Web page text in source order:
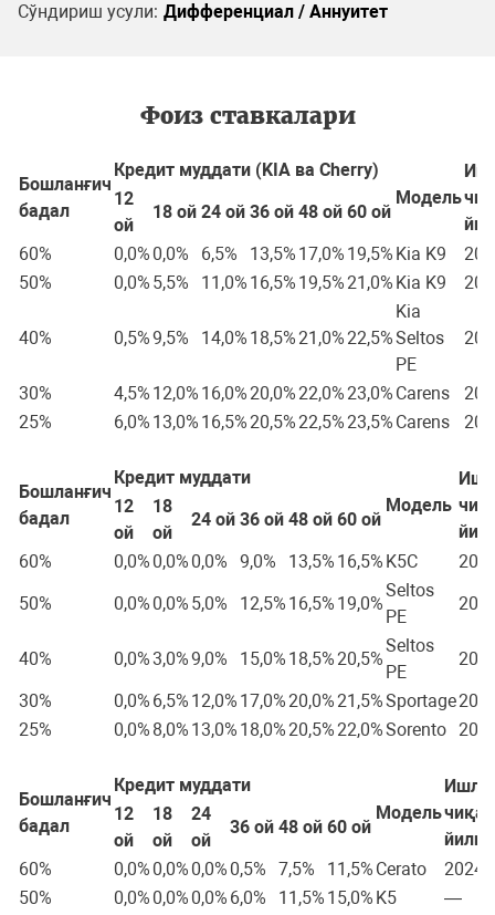
Сўндириш усули: Дифференциал / Аннуитет
Фоиз ставкалари
Бошланғич
бадал
Кредит муддати (KIA ва Cherry)
Модель
12
ой
18 ой 24 ой 36 ой 48 ой 60 ой
60%
0,0% 0,0% 6,5% 13,5% 17,0% 19,5% Kia K9
50%
0,0% 5,5% 11,0% 16,5% 19,5% 21,0% Kia K9
40% 0,5%9,5% 14,0% 18,5% 21,0% 22,5%
Kia
Seltos
PE
30% 4,5% 12,0% 16,0% 20,0% 22,0% 23,0% Carens
25%
6,0% 13,0% 16,5% 20,5% 22,5% 23,5% Carens
Бошланғич
бадал
Кредит муддати
Модель
12
ой
18
ой
24 ой 36 ой 48 ой 60 ой
60%
0,0% 0,0% 0,0% 9,0% 13,5% 16,5% K5C
50%
0,0% 0,0% 5,0% 12,5% 16,5% 19,0%
Seltos
PE
40% 0,0% 3,0%9,0% 15,0% 18,5% 20,5%
Seltos
PE
30%
0,0% 6,5% 12,0% 17,0% 20,0% 21,5%Sportage
25%
0,0% 8,0% 13,0% 18,0% 20,5% 22,0%Sorento
Бошланғич
бадал
Кредит муддати
Модель
йили
12
ой
18
ой
24
ой
36 ой 48 ой 60 ой
60%
0,0% 0,0% 0,0% 0,5% 7,5% 11,5% Cerato
2024
50%
0,0% 0,0% 0,0% 6,0% 11,5% 15,0% K5
—